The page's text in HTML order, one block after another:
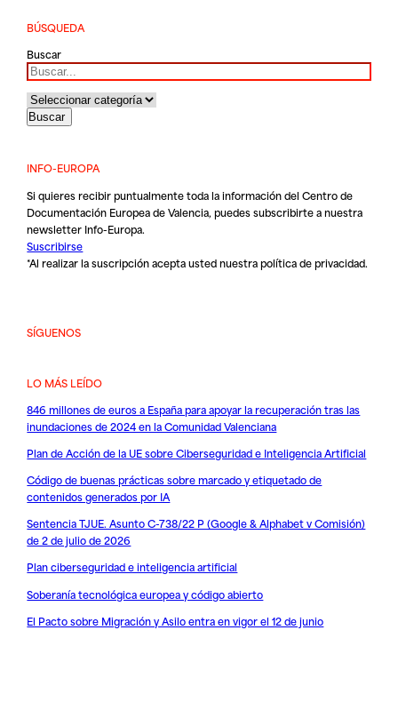
BÚSQUEDA
Buscar
INFO-EUROPA
Si quieres recibir puntualmente toda la información del Centro de
Documentación Europea de Valencia, puedes subscribirte a nuestra
newsletter Info-Europa.
Suscribirse
*Al realizar la suscripción acepta usted nuestrapolítica de privacidad.
SÍGUENOS
LO MÁS LEÍDO
846 millones de euros a España para apoyar la recuperación tras las
inundaciones de 2024 en la Comunidad Valenciana
Plan de Acción de la UE sobre Ciberseguridad e Inteligencia Artificial
Código de buenas prácticas sobre marcado y etiquetado de
contenidos generados por IA
Sentencia TJUE. Asunto C-738/22 P (Google & Alphabet v Comisión)
de 2 de julio de 2026
Plan ciberseguridad e inteligencia artificial
Soberanía tecnológica europea y código abierto
El Pacto sobre Migración y Asilo entra en vigor el 12 de junio